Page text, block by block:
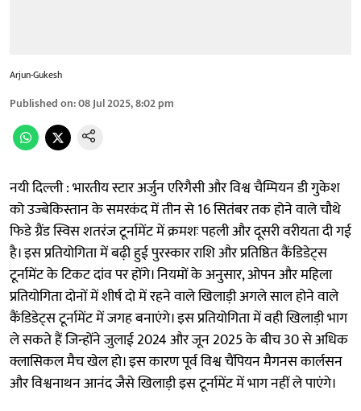
Arjun-Gukesh
Published on:08 Jul 2025, 8:02 pm
नयी दिल्ली : भारतीय स्टार अर्जुन एरिगैसी और विश्व चैम्पियन डी गुकेश
को उज्बेकिस्तान के समरकंद में तीन से 16 सितंबर तक होने वाले चौथे
फिडे ग्रैंड स्विस शतरंज टूर्नामेंट में क्रमशः पहली और दूसरी वरीयता दी गई
है। इस प्रतियोगिता में बढ़ी हुई पुरस्कार राशि और प्रतिष्ठित कैंडिडेट्स
टूर्नामेंट के टिकट दांव पर होंगे। नियमों के अनुसार, ओपन और महिला
प्रतियोगिता दोनों में शीर्ष दो में रहने वाले खिलाड़ी अगले साल होने वाले
कैंडिडेट्स टूर्नामेंट में जगह बनाएंगे। इस प्रतियोगिता में वही खिलाड़ी भाग
ले सकते हैं जिन्होंने जुलाई 2024 और जून 2025 के बीच 30 से अधिक
क्लासिकल मैच खेल हो। इस कारण पूर्व विश्व चैंपियन मैगनस कार्लसन
और विश्वनाथन आनंद जैसे खिलाड़ी इस टूर्नामेंट में भाग नहीं ले पाएंगे।